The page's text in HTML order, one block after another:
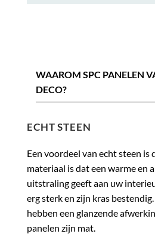
WAAROM SPC PANELEN
DECO?
ECHT STEEN
Een voordeel van echt steen
materiaal is dat een warme en
uitstraling geeft aan uw
erg sterk en zijn kras
hebben een glanzende
panelen zijn mat.